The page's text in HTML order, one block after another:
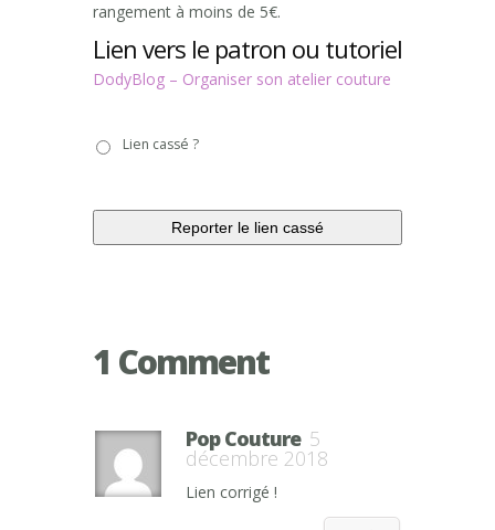
rangement à moins de 5€.
Lien vers le patron ou tutoriel
DodyBlog – Organiser son atelier couture
casséLien cassé ?
1 Comment
Pop Couture 5
décembre 2018
Lien corrigé !